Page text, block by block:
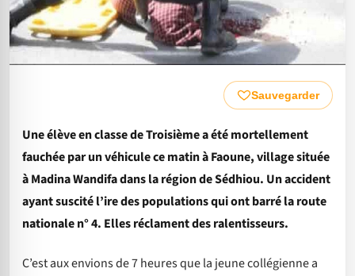
Sauvegarder
Une élève en classe de Troisième a été mortellement
fauchée par un véhicule ce matin à Faoune, village située
à Madina Wandifa dans la région de Sédhiou. Un accident
ayant suscité l’ire des populations qui ont barré la route
nationale n° 4. Elles réclament des ralentisseurs.
C’est aux envions de 7 heures que la jeune collégienne a